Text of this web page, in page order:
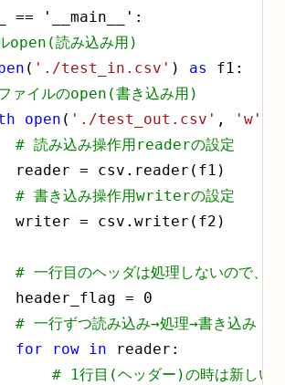
== '__main__':
open(読み込み用)
( './test_in.csv' ) as
f1:
ァイルのopen(書き込み用)
open ( './test_out.csv' , 'w'
# 読み込み操作用readerの設定
reader = csv.reader(f1)
# 書き込み操作用writerの設定
writer = csv.writer(f2)
# 一行目のヘッダは処理しないので、
header_flag =
0
# 一行ずつ読み込み→処理→書き込み
for
row in reader:
# 1行目(ヘッダー)の時は新しい